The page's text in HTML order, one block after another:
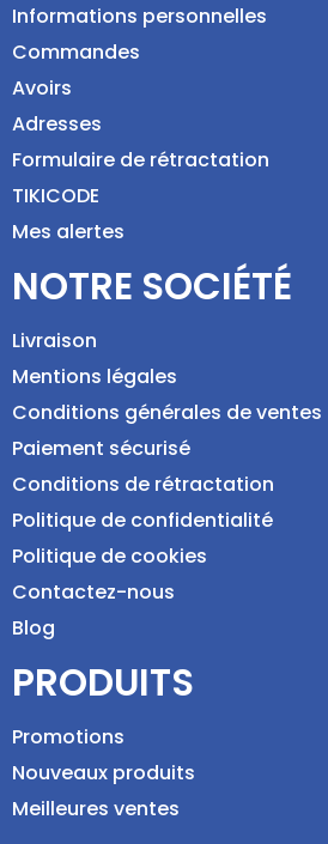
Informations personnelles
Commandes
Avoirs
Adresses
Formulaire de rétractation
TIKICODE
Mes alertes
NOTRE SOCIÉTÉ
Livraison
Mentions légales
Conditions générales de ventes
Paiement sécurisé
Conditions de rétractation
Politique de confidentialité
Politique de cookies
Contactez-nous
Blog
PRODUITS
Promotions
Nouveaux produits
Meilleures ventes